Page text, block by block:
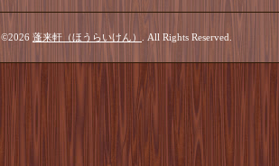
©2026 蓬来軒（ほうらいけん） . All Rights Reserved.